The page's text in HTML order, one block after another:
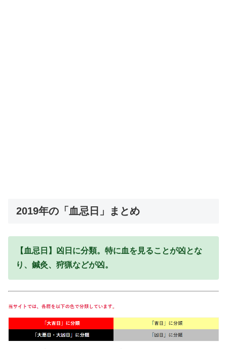
2019年の「血忌日」まとめ
【血忌日】凶日に分類。特に血を見ることが凶とな
り、鍼灸、狩猟などが凶。